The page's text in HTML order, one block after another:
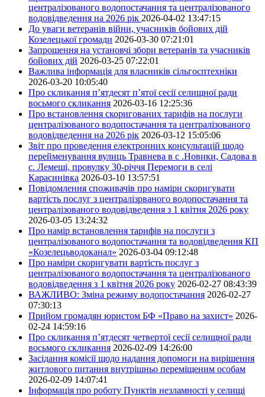
централізованого водопостачання та централізованого
водовідведення на 2026 рік 2026-04-02 13:47:15
До уваги ветеранів війни, учасників бойових дій
Козелецької громади 2026-03-30 07:21:01
Запрошення на установчі збори ветеранів та учасників
бойових дій 2026-03-25 07:22:01
Важлива інформація для власників сільгосптехніки
2026-03-20 10:05:40
Про скликання п’ятдесят п’ятої сесії селищної ради
восьмого скликання 2026-03-16 12:25:36
Про встановлення скоригованих тарифів на послуги
централізованого водопостачання та централізованого
водовідведення на 2026 рік 2026-03-12 15:05:06
Звіт про проведення електронних консультацій щодо
перейменування вулиць Травнева в с .Новики, Садова в
с. Лемеші, провулку 30-річчя Перемоги в селі
Карасинівка 2026-03-10 13:57:51
Повідомлення споживачів про наміри скоригувати
вартість послуг з централізрваного водопостачання та
централізованого водовідведення з 1 квітня 2026 року
2026-03-05 13:24:32
Про намір встановлення тарифів на послуги з
централізованого водопостачання та водовідведення КП
«Козелецьводоканал» 2026-03-04 09:12:48
Про наміри скоригувати вартість послуг з
централізованого водопостачання та централізованого
водовідведення з 1 квітня 2026 року 2026-02-27 08:43:39
ВАЖЛИВО: Зміна режиму водопостачання 2026-02-27
07:30:13
Прийом громадян юристом БФ «Право на захист» 2026-
02-24 14:59:16
Про скликання п’ятдесят четвертої сесії селищної ради
восьмого скликання 2026-02-09 14:26:00
Засідання комісії щодо надання допомоги на вирішення
житлового питання внутрішньо переміщеним особам
2026-02-09 14:07:41
Інформація про роботу Пунктів незламності у селищі